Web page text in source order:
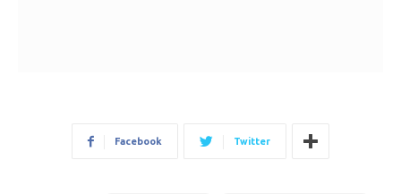
Facebook Twitter